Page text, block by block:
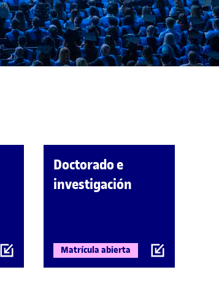
Doctorado e
investigación
Matrícula abierta